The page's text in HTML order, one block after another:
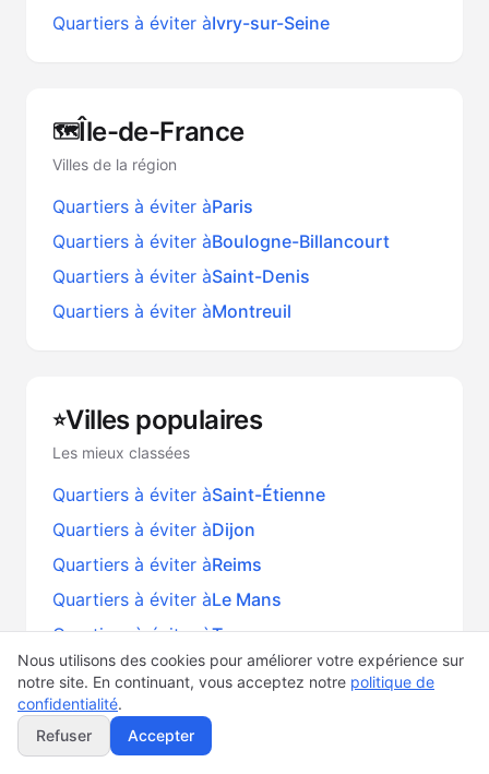
Quartiers à éviter àIvry-sur-Seine
🗺️Île-de-France
Villes de la région
Quartiers à éviter àParis
Quartiers à éviter àBoulogne-Billancourt
Quartiers à éviter àSaint-Denis
Quartiers à éviter àMontreuil
⭐Villes populaires
Les mieux classées
Quartiers à éviter àSaint-Étienne
Quartiers à éviter àDijon
Quartiers à éviter àReims
Quartiers à éviter àLe Mans
Quartiers à éviter àTours
Retourner à l'analyse complète :
Nous utilisons des cookies pour améliorer votre expérience sur
notre site. En continuant, vous acceptez notre politique de
confidentialité.
Refuser
Accepter